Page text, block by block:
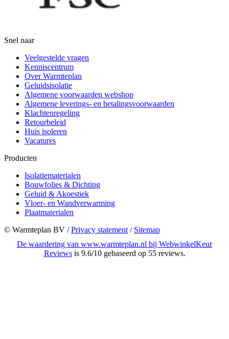
Snel naar
Veelgestelde vragen
Kenniscentrum
Over Warmteplan
Geluidsisolatie
Algemene voorwaarden webshop
Algemene leverings- en betalingsvoorwaarden
Klachtenregeling
Retourbeleid
Huis isoleren
Vacatures
Producten
Isolatiematerialen
Bouwfolies & Dichting
Geluid & Akoestiek
Vloer- en Wandverwarming
Plaatmaterialen
© Warmteplan BV​ /Privacy statement / Sitemap
De waardering van www.warmteplan.nl bij WebwinkelKeur
Reviewsis 9.6/10 gebaseerd op 55 reviews.